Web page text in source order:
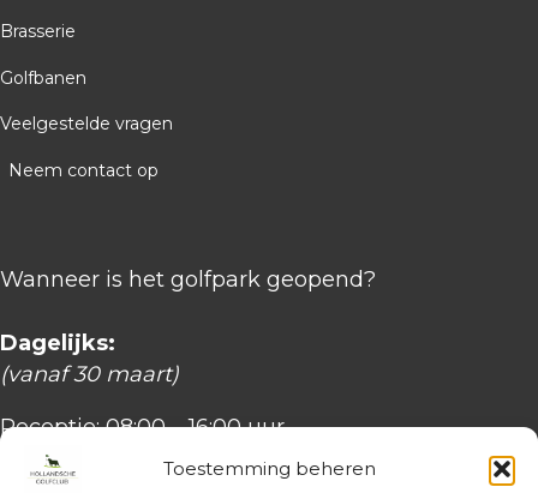
Toestemming beheren
Brasserie
Golfbanen
Veelgestelde vragen
Neem contact op
Wanneer is het golfpark geopend?
Dagelijks:
(vanaf 30 maart)
Receptie: 08:00 – 16:00 uur
Brasserie: 8:30 – 20:30 uur